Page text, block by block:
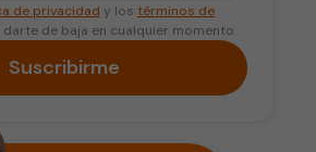
de privacidad y los términos de
darte de baja en cualquier momento.
Suscribirme